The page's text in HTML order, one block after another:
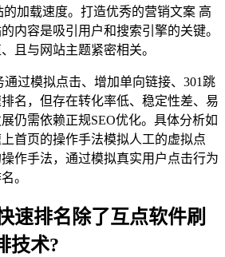
加载速度。打造优秀的营销文案 高
内容是吸引用户和搜索引擎的关键。
且与网站主题紧密相关。
通过模拟点击、增加单向链接、301跳
名，但存在转化率低、稳定性差、易
仍需依赖正规SEO优化。具体分析如
首页的操作手法模拟人工的虚拟点
作手法，通过模拟真实用户点击行为
。
速排名除了互点软件刷
技术?